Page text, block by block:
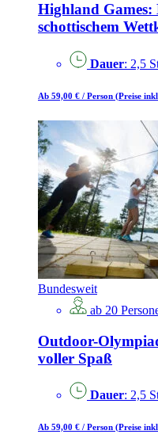
Highland Games:
schottischem
Dauer: 2,5
Ab 59,00 € / Person (Preise
Bundesweit
ab 20
Outdoor-
voller Spaß
Dauer: 2,5
Ab 59,00 € / Person (Preise